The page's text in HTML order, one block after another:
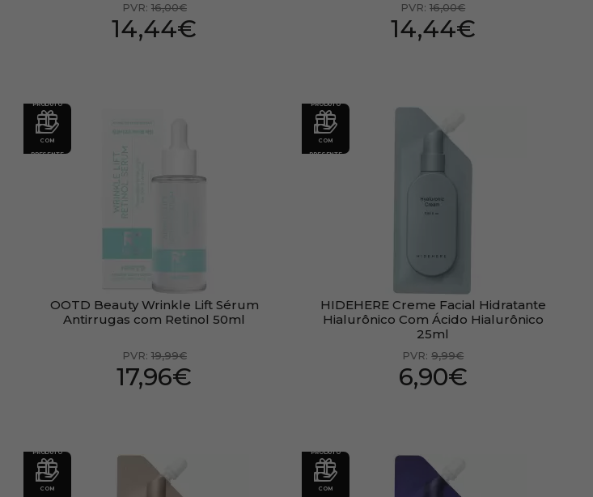
PVR: 16,00€
14,44€
PVR:16,00€
14,44€
PRODUTO
COM
PRESENTE
OOTD Beauty Wrinkle Lift Sérum
Antirrugas com Retinol 50ml
PVR: 19,99€
17,96€
PRODUTO
COM
PRESENTE
HIDEHERE Creme Facial Hidratante
Hialurônico Com Ácido Hialurônico
25ml
PVR:9,99€
6,90€
PRODUTO
COM
PRODUTO
COM